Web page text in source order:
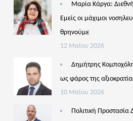
Μαρία Κάργα:
Εμείς οι μάχιμοι
θρηνούμε
12 Μαΐου 2026
Δημήτρης
ως φάρος της
10 Μαΐου 2026
Πολιτική